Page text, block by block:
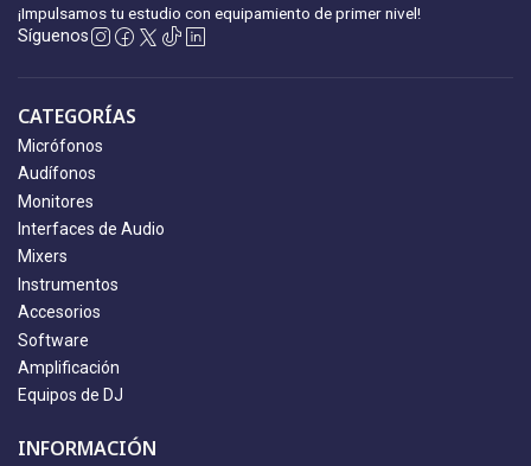
¡Impulsamos tu estudio con equipamiento de primer nivel!
Síguenos
CATEGORÍAS
Micrófonos
Audífonos
Monitores
Interfaces de Audio
Mixers
Instrumentos
Accesorios
Software
Amplificación
Equipos de DJ
INFORMACIÓN